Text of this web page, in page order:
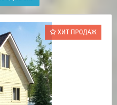
ХИТ ПРОДАЖ